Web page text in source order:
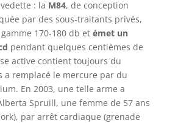
: la M84, de conception
par des sous-traitants privés,
170-180 db et émet un
pendant quelques centièmes de
active contient toujours du
a remplacé le mercure par du
En 2003, une telle arme a
Spruill, une femme de 57 ans
par arrêt cardiaque (grenade